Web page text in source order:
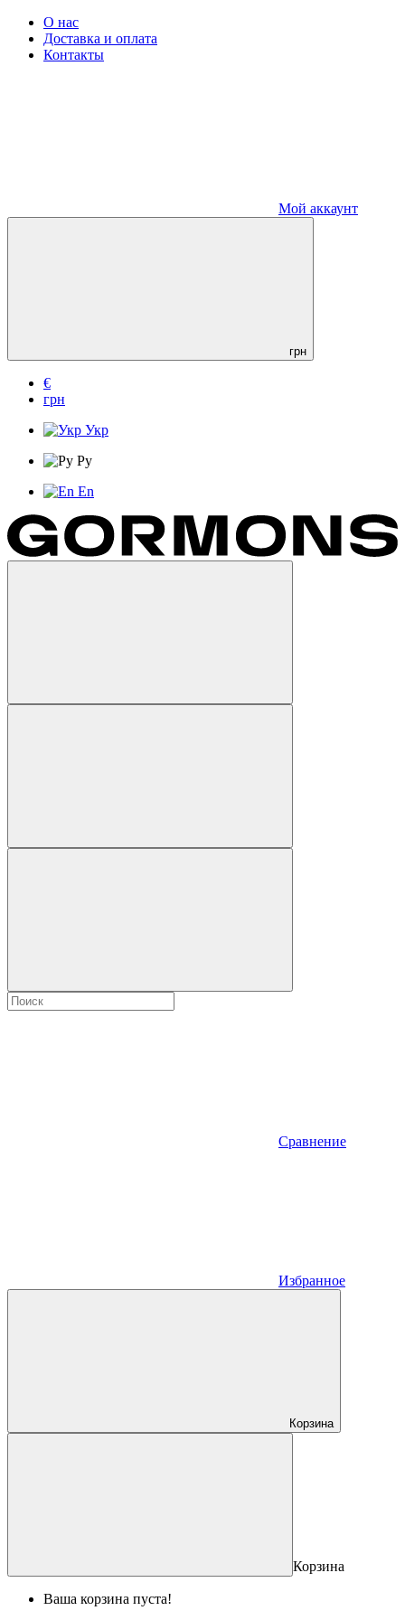
О нас
Доставка и оплата
Контакты
Мой аккаунт
грн
€
грн
Укр
Ру
En
Сравнение
Избранное
Корзина
Корзина
Ваша корзина пуста!